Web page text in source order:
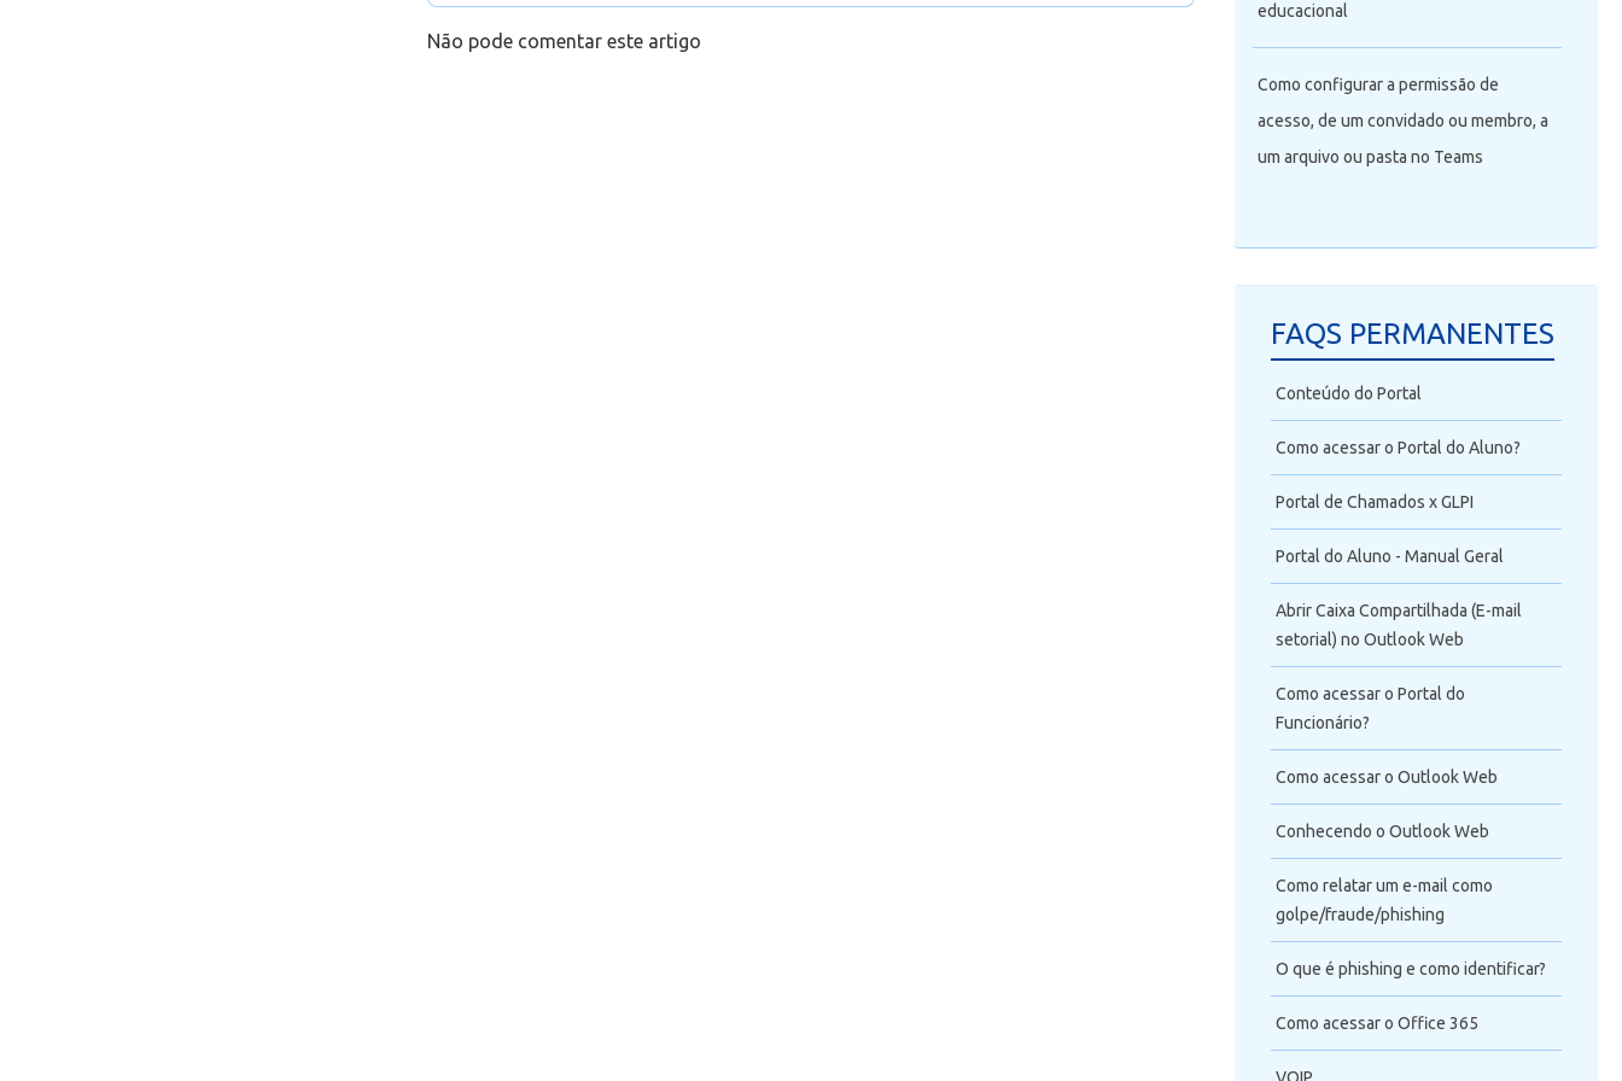
Não pode comentar este artigo
educacional
Como configurar a permissão de
acesso, de um convidado ou membro, a
um arquivo ou pasta no Teams
FAQS PERMANENTES
Conteúdo do Portal
Como acessar o Portal do Aluno?
Portal de Chamados x GLPI
Portal do Aluno - Manual Geral
Abrir Caixa Compartilhada (E-mail
setorial) no Outlook Web
Como acessar o Portal do
Funcionário?
Como acessar o Outlook Web
Conhecendo o Outlook Web
Como relatar um e-mail como
golpe/fraude/phishing
O que é phishing e como identificar?
Como acessar o Office 365